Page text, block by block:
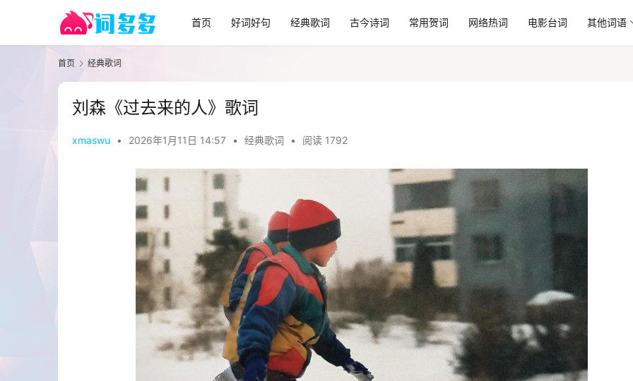
首页 好词好句 经典歌词 古今诗词 常用贺词 网络热词 电影台词 其他词语
首页 经典歌词
刘森《过去来的人》歌词
xmaswu • 2026年1月11日 14:57 • 经典歌词 • 阅读 1792